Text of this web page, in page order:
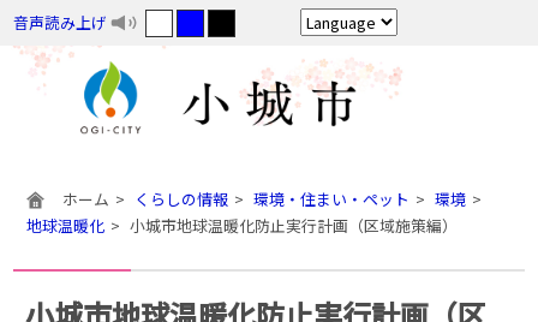
音声読み上げ
ホーム くらしの情報 環境・住まい・ペット
環境
地球温暖化
小城市地球温暖化防止実行計画（区域施策編）